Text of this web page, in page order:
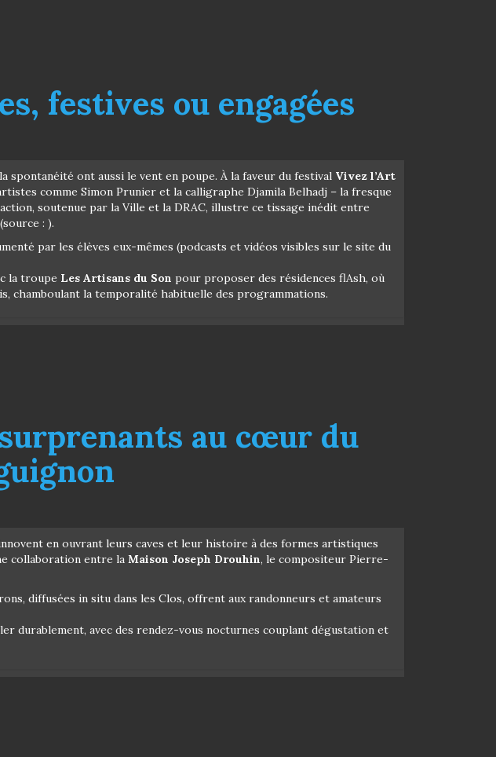
festives ou engagées
spontanéité ont aussi le vent en poupe. À la faveur du festival Vivez l’Art
comme Simon Prunier et la calligraphe Djamila Belhadj – la fresque
soutenue par la Ville et la DRAC, illustre ce tissage inédit entre
: ).
par les élèves eux-mêmes (podcasts et vidéos visibles sur le site du
la troupe Les Artisans du Son pour proposer des résidences flAsh, où
chamboulant la temporalité habituelle des programmations.
au cœur du
en ouvrant leurs caves et leur histoire à des formes artistiques
collaboration entre la Maison Joseph Drouhin, le compositeur Pierre-
diffusées in situ dans les Clos, offrent aux randonneurs et amateurs
durablement, avec des rendez-vous nocturnes couplant dégustation et